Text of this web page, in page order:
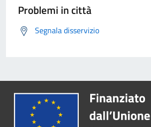
Problemi in città
Segnala disservizio